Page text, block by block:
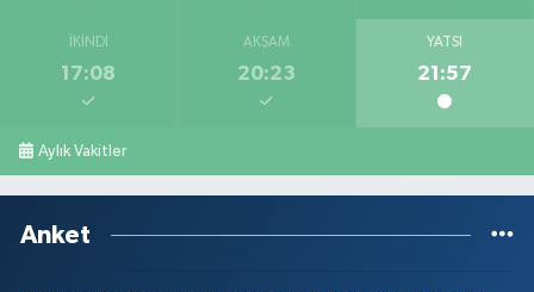
İKINDI
17:08
AKŞAM
20:23
YATSI
21:57
Aylık Vakitler
Anket